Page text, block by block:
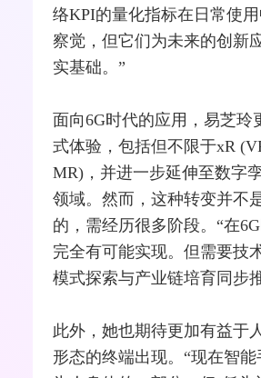
络KPI的量化指标在日常使
察觉，但它们为未来的创新
实基础。”
面向6G时代的应用，易芝玲
式体验，包括但不限于xR
MR)，并进一步延伸至数字
领域。然而，这种转变并不
的，需经历很多阶段。“在
完全有可能实现。但需要技
模式探索与产业链培育同步
此外，她也期待更加有益于
形态的终端出现。“现在智能